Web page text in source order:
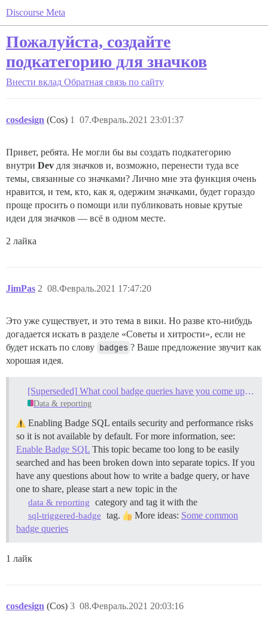
Discourse Meta
Пожалуйста, создайте
подкатегорию для значков
Внести вклад Обратная связь по сайту
cosdesign (Cos) 07.Февраль.2021 23:01:37
1
Привет, ребята. Не могли бы вы создать подкатегорию
внутри Dev для значков и, возможно, перенести туда все
темы, связанные со значками? Лично мне эта функция очень
нравится, и тем, кто, как я, одержим значками, будет гораздо
проще просить о помощи или публиковать новые крутые
идеи для значков — всё в одном месте.
2 лайка
JimPas 08.Февраль.2021 17:47:20
2
Это уже существует, и это тема в вики. Но разве кто-нибудь
догадается искать в разделе «Советы и хитрости», если не
будет искать по слову badges ? Ваше предложение звучит как
хорошая идея.
[Superseded] What cool badge queries have you come up with?
Data & reporting
Enabling Badge SQL entails security and performance risks
so it is not available by default. For more information, see:
Enable Badge SQL This topic became too long to be easily
searched and has been broken down into separate topics. If you
have any questions about how to write a badge query, or have
one to share, please start a new topic in the
data & reporting category and tag it with the
sql-triggered-badge tag. More ideas: Some common
badge queries
1 лайк
cosdesign (Cos) 08.Февраль.2021 20:03:16
3